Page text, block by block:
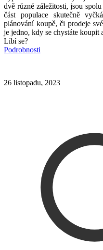
dvě různé záležitosti, jsou
část populace skutečně
plánování koupě, či prodeje
je jedno, kdy se chystáte koupit
Líbí se?
Podrobnosti
26 listopadu, 2023